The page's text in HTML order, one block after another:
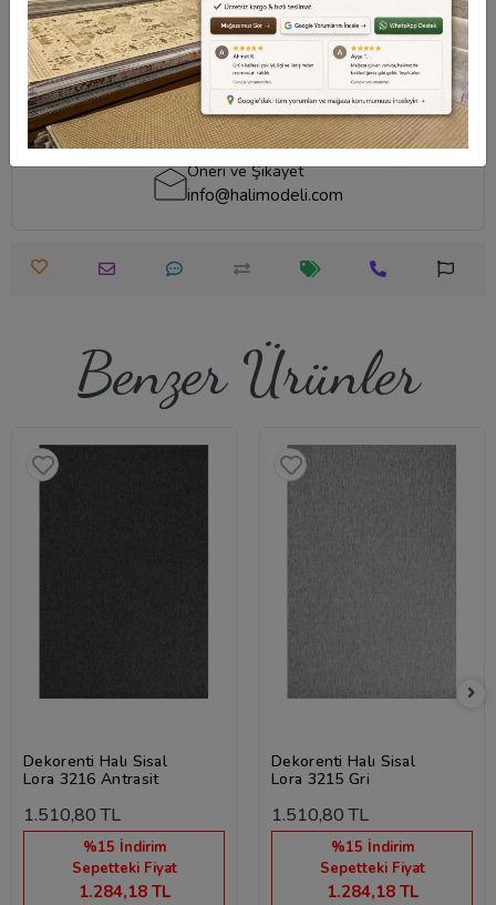
Destek Merkezi
Destek Merkezi
0540 001 51 51
Whatsapp Destek
0540 001 51 51
Öneri ve Şikayet
info@halimodeli.com
Benzer Ürünler
Dekorenti Halı Sisal
Lora 3216 Antrasit
1.510,80 TL
%15 İndirim
Sepetteki Fiyat
1.284,18 TL
Dekorenti Halı Sisal
Lora 3215 Gri
1.510,80 TL
%15 İndirim
Sepetteki Fiyat
1.284,18 TL